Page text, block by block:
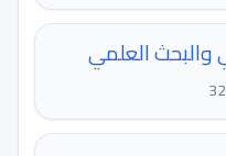
والبحث العلمي